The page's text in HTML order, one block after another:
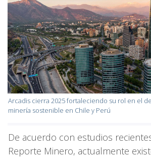
Arcadis cierra 2025 fortaleciendo su rol en el
minería sostenible en Chile y Perú
De acuerdo con estudios
Reporte Minero, actualmente